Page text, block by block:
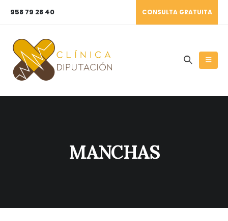
958 79 28 40 CONSULTA GRATUITA
MANCHAS